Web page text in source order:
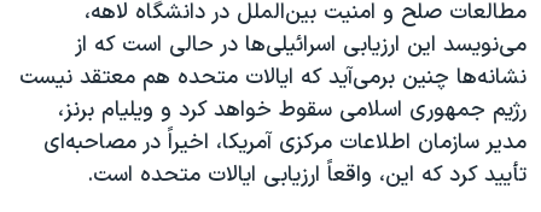
همایش محافظه‌کاران آمریکا «سی‌پک»
صفحه‌های ویژه
سفر پرزیدنت ترامپ به چین
مطالعات صلح و امنیت بین‌الملل در دانشگاه لاهه،
می‌نویسد این ارزیابی اسرائیلی‌ها در حالی است که از
نشانه‌ها چنین برمی‌آید که ایالات متحده هم معتقد نیست
رژیم جمهوری اسلامی سقوط خواهد کرد و ویلیام برنز،
مدیر سازمان اطلاعات مرکزی آمریکا، اخیراً در مصاحبه‌ای
تأیید کرد که این، واقعاً ارزیابی ایالات متحده است.